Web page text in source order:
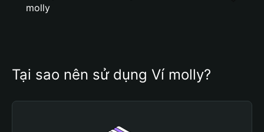
molly
Tại sao nên sử dụng Ví molly?